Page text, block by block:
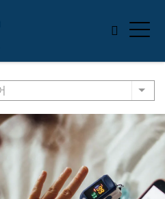
List